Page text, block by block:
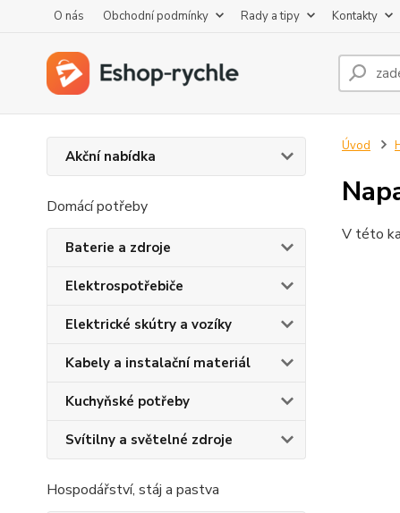
O nás Obchodní podmínky Rady a tipy Kontakty
Akční nabídka
Domácí potřeby
Baterie a zdroje
Elektrospotřebiče
Elektrické skútry a vozíky
Kabely a instalační materiál
Kuchyňské potřeby
Svítilny a světelné zdroje
Hospodářství, stáj a pastva
Úvod
V této